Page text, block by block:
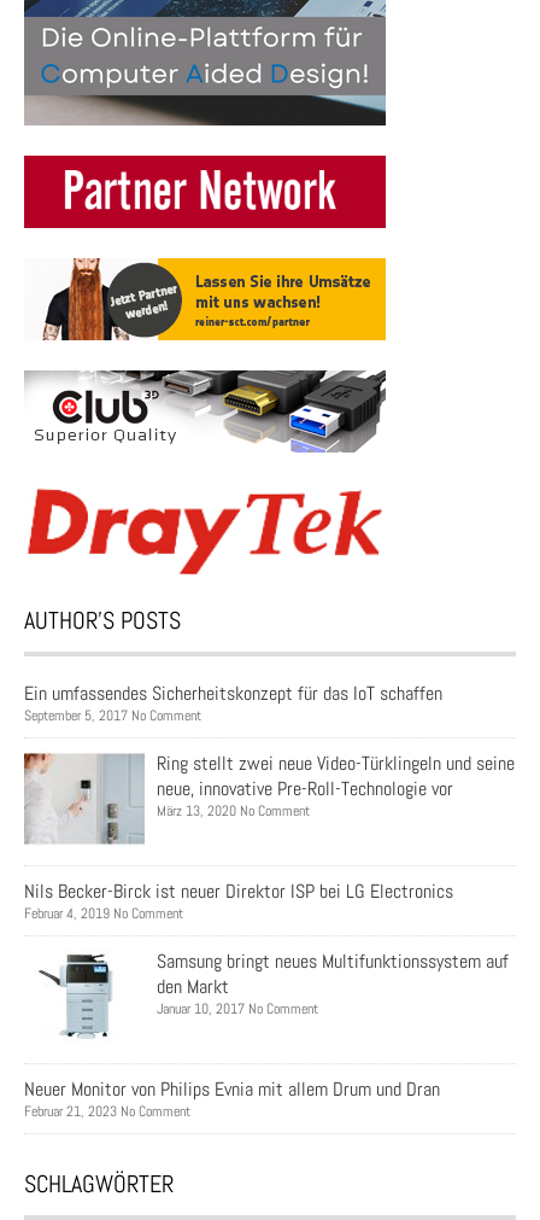
AUTHOR’S POSTS
Ein umfassendes Sicherheitskonzept für das IoT schaffen
September 5, 2017 No Comment
Ring stellt zwei neue Video-Türklingeln und seine
neue, innovative Pre-Roll-Technologie vor
März 13, 2020 No Comment
Nils Becker-Birck ist neuer Direktor ISP bei LG Electronics
Februar 4, 2019 No Comment
Samsung bringt neues Multifunktionssystem auf
den Markt
Januar 10, 2017 No Comment
Neuer Monitor von Philips Evnia mit allem Drum und Dran
Februar 21, 2023 No Comment
SCHLAGWÖRTER